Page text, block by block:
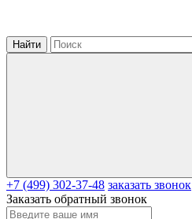
Найти
+7 (499) 302-37-48 заказать звонок
Заказать обратный звонок